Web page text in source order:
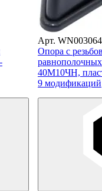
Арт.
Опора с
40М10ЧН,
9 модификаций